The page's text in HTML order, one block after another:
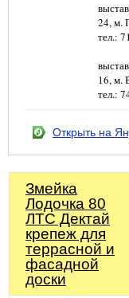
24, м.
тел.:
16, м.
тел.:
Открыть на
Змейка
Лодочка 80
ЛТС Дектай
крепеж для
террасной и
фасадной
доски